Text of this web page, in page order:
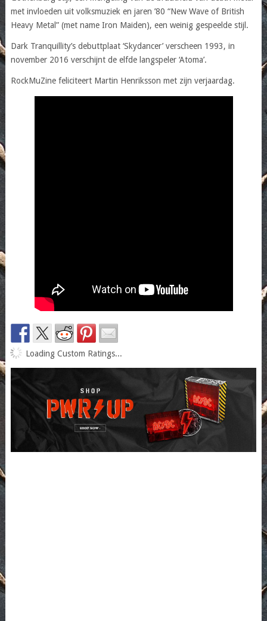
met invloeden uit volksmuziek en jaren ’80 “New Wave of British
Heavy Metal” (met name Iron Maiden), een weinig gespeelde stijl.
Dark Tranquillity’s debuttplaat ‘Skydancer’ verscheen 1993, in
november 2016 verschijnt de elfde langspeler ‘Atoma’.
RockMuZine feliciteert Martin Henriksson met zijn verjaardag.
Loading Custom Ratings...